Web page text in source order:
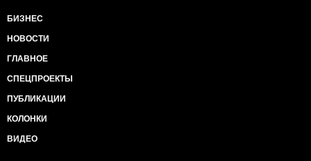
БИЗНЕС
НОВОСТИ
ГЛАВНОЕ
СПЕЦПРОЕКТЫ
ПУБЛИКАЦИИ
КОЛОНКИ
ВИДЕО